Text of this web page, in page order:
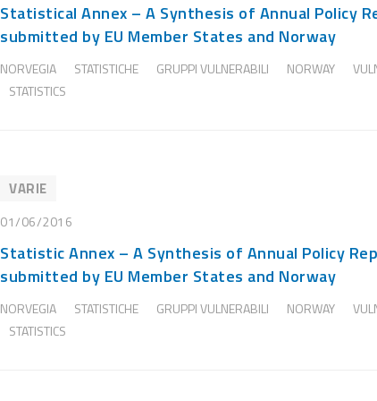
Statistical Annex – A Synthesis of Annual Policy
submitted by EU Member States and Norway
NORVEGIA STATISTICHE GRUPPI VULNERABILI NORWAY
STATISTICS
VARIE
01/06/2016
Statistic Annex – A Synthesis of Annual Policy
submitted by EU Member States and Norway
NORVEGIA STATISTICHE GRUPPI VULNERABILI NORWAY
STATISTICS